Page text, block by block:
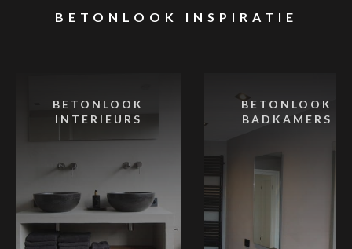
BETONLOOK INSPIRATIE
BETONLOOK
INTERIEURS
BETONLOOK
BADKAMERS